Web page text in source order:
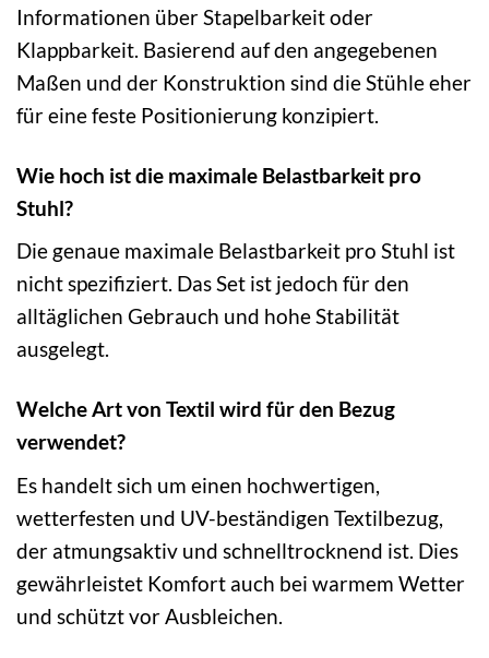
Informationen über Stapelbarkeit oder
Klappbarkeit. Basierend auf den angegebenen
Maßen und der Konstruktion sind die Stühle eher
für eine feste Positionierung konzipiert.
Wie hoch ist die maximale Belastbarkeit pro
Stuhl?
Die genaue maximale Belastbarkeit pro Stuhl ist
nicht spezifiziert. Das Set ist jedoch für den
alltäglichen Gebrauch und hohe Stabilität
ausgelegt.
Welche Art von Textil wird für den Bezug
verwendet?
Es handelt sich um einen hochwertigen,
wetterfesten und UV-beständigen Textilbezug,
der atmungsaktiv und schnelltrocknend ist. Dies
gewährleistet Komfort auch bei warmem Wetter
und schützt vor Ausbleichen.